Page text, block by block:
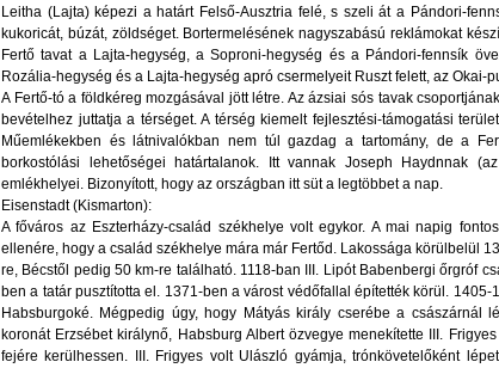
Leitha (Lajta) képezi a határt Felső-Ausztria felé, s szeli át a Pándori-
kukoricát, búzát, zöldséget. Bortermelésének nagyszabású reklámokat
Fertő tavat a Lajta-hegység, a Soproni-hegység és a Pándori-fennsík
Rozália-hegység és a Lajta-hegység apró csermelyeit Ruszt felett, az Okai-
A Fertő-tó a földkéreg mozgásával jött létre. Az ázsiai sós tavak
bevételhez juttatja a térséget. A térség kiemelt fejlesztési-támogatási
Műemlékekben és látnivalókban nem túl gazdag a tartomány, de a
borkostólási lehetőségei határtalanok. Itt vannak Joseph Haydnnak
emlékhelyei. Bizonyított, hogy az országban itt süt a legtöbbet a nap.
Eisenstadt (Kismarton):
A főváros az Eszterházy-család székhelye volt egykor. A mai napig
ellenére, hogy a család székhelye mára már Fertőd. Lakossága körülbelül
re, Bécstől pedig 50 km-re található. 1118-ban III. Lipót Babenbergi őrgróf
ben a tatár pusztította el. 1371-ben a várost védőfallal építették körül.
Habsburgoké. Mégpedig úgy, hogy Mátyás király cserébe a császárnál
koronát Erzsébet királynő, Habsburg Albert özvegye menekítette III.
fejére kerülhessen. III. Frigyes volt Ulászló gyámja, trónkövetelőként